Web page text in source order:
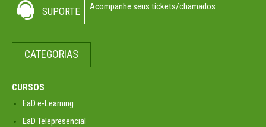
SUPORTE Acompanhe seus tickets/chamados
CATEGORIAS
CURSOS
EaD e-Learning
EaD Telepresencial